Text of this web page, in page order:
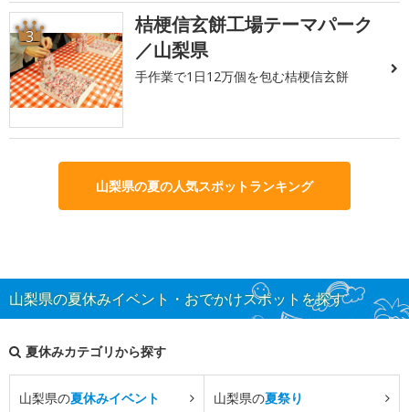
3
桔梗信玄餅工場テーマパーク
／山梨県
手作業で1日12万個を包む桔梗信玄餅
山梨県の夏の人気スポットランキング
山梨県の夏休みイベント・おでかけスポットを探す
夏休みカテゴリから探す
山梨県の夏休みイベント 山梨県の夏祭り